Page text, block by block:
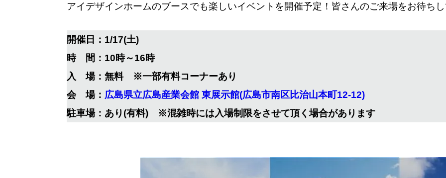
アイデザインホームのブースでも楽しいイベントを開催予定！皆さんのご来場をお待ち
開催日：1/17(土)
時 間：10時～16時
入 場：無料 ※一部有料コーナーあり
会 場： 広島県立広島産業会館 東展示館(広島市南区比治山本町12-12)
駐車場：あり(有料) ※混雑時には入場制限をさせて頂く場合があります